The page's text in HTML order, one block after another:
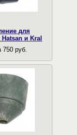
для
Hatsan и Kral
750 руб.